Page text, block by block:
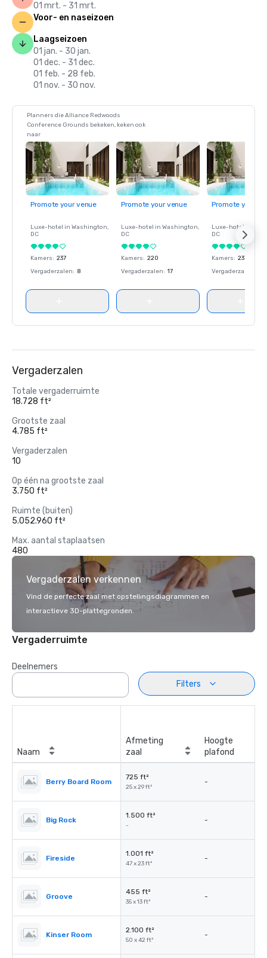
01 mrt. - 31 mrt.
Voor- en naseizoen
Laagseizoen
01 jan. - 30 jan.
01 dec. - 31 dec.
01 feb. - 28 feb.
01 nov. - 30 nov.
Planners die Alliance Redwoods
Conference Grounds bekeken, keken ook
naar
Promote your venue
Luxe-hotel in Washington,
DC
Kamers: 237
Vergaderzalen: 8
Promote your venue
Luxe-hotel in Washington,
DC
Kamers: 220
Vergaderzalen: 17
Promote your
Luxe-hotel in
DC
Kamers: 237
Vergaderzalen
Vergaderzalen
Totale vergaderruimte
18.728 ft²
Grootste zaal
4.785 ft²
Vergaderzalen
10
Op één na grootste zaal
3.750 ft²
Ruimte (buiten)
5.052.960 ft²
Max. aantal staplaatsen
480
Vergaderzalen verkennen
Vind de perfecte zaal met opstellingsdiagrammen en
interactieve 3D-plattegronden.
Vergaderruimte
Deelnemers
Filters
Naam
Afmeting
zaal
Hoogte
plafond
Berry Board Room
725 ft²
25 x 29 ft²
-
Big Rock
1.500 ft²
-
-
Fireside
1.001 ft²
47 x 23 ft²
-
Groove
455 ft²
35 x 13 ft²
-
Kinser Room
2.100 ft²
50 x 42 ft²
-